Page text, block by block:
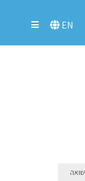
EN
שואה